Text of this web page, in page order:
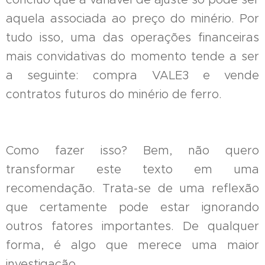
aquela associada ao preço do minério. Por
tudo isso, uma das operações financeiras
mais convidativas do momento tende a ser
a seguinte: compra VALE3 e vende
contratos futuros do minério de ferro.
Como fazer isso? Bem, não quero
transformar este texto em uma
recomendação. Trata-se de uma reflexão
que certamente pode estar ignorando
outros fatores importantes. De qualquer
forma, é algo que merece uma maior